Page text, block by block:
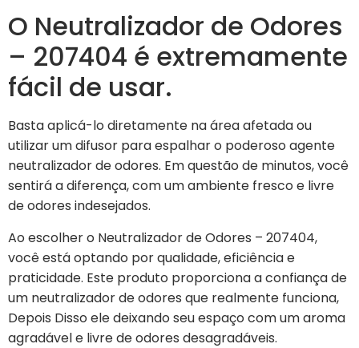
O Neutralizador de Odores
– 207404 é extremamente
fácil de usar.
Basta aplicá-lo diretamente na área afetada ou
utilizar um difusor para espalhar o poderoso agente
neutralizador de odores. Em questão de minutos, você
sentirá a diferença, com um ambiente fresco e livre
de odores indesejados.
Ao escolher o Neutralizador de Odores – 207404,
você está optando por qualidade, eficiência e
praticidade. Este produto proporciona a confiança de
um neutralizador de odores que realmente funciona,
Depois Disso ele deixando seu espaço com um aroma
agradável e livre de odores desagradáveis.